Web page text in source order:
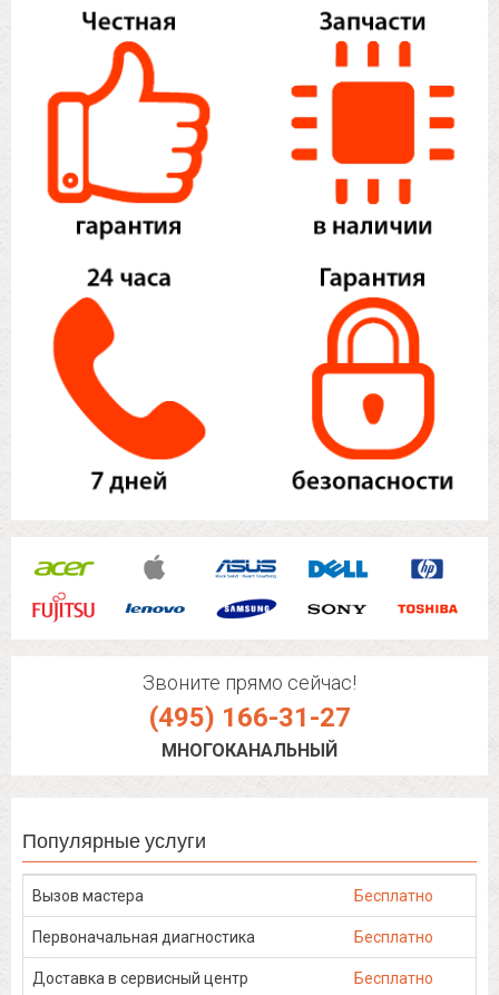
Звоните прямо сейчас!
(495) 166-31-27
МНОГОКАНАЛЬНЫЙ
Популярные услуги
Вызов мастера Бесплатно
Первоначальная диагностика Бесплатно
Доставка в сервисный центр Бесплатно